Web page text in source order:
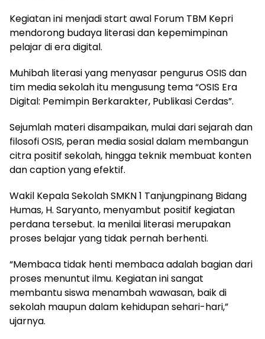
Kegiatan ini menjadi start awal Forum TBM Kepri
mendorong budaya literasi dan kepemimpinan
pelajar di era digital.
Muhibah literasi yang menyasar pengurus OSIS dan
tim media sekolah itu mengusung tema “OSIS Era
Digital: Pemimpin Berkarakter, Publikasi Cerdas”.
Sejumlah materi disampaikan, mulai dari sejarah dan
filosofi OSIS, peran media sosial dalam membangun
citra positif sekolah, hingga teknik membuat konten
dan caption yang efektif.
Wakil Kepala Sekolah SMKN 1 Tanjungpinang Bidang
Humas, H. Saryanto, menyambut positif kegiatan
perdana tersebut. Ia menilai literasi merupakan
proses belajar yang tidak pernah berhenti.
“Membaca tidak henti membaca adalah bagian dari
proses menuntut ilmu. Kegiatan ini sangat
membantu siswa menambah wawasan, baik di
sekolah maupun dalam kehidupan sehari-hari,”
ujarnya.